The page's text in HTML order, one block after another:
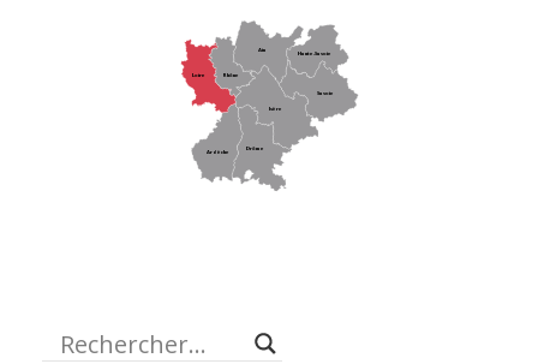
Ain
Ardèche
Drôme
Isère
Loire Rhône
Savoie
Haute-Savoie